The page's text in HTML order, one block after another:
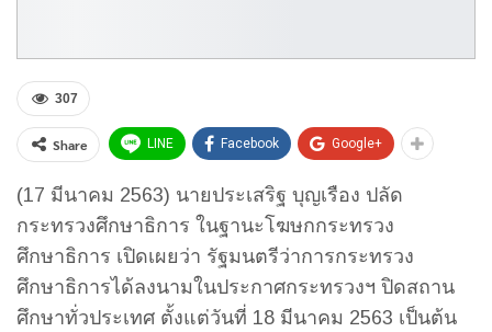
307
Share LINE Facebook Google+
(17 มีนาคม 2563) นายประเสริฐ บุญเรือง ปลัด
กระทรวงศึกษาธิการ ในฐานะโฆษกกระทรวง
ศึกษาธิการ เปิดเผยว่า รัฐมนตรีว่าการกระทรวง
ศึกษาธิการได้ลงนามในประกาศกระทรวงฯ ปิดสถาน
ศึกษาทั่วประเทศ ตั้งแต่วันที่ 18 มีนาคม 2563 เป็นต้น